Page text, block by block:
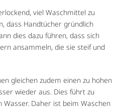
viel Waschmittel zu
dass Handtücher gründlich
dies dazu führen, dass sich
ansammeln, die sie steif und
gleichen zudem einen zu hohen
wieder aus. Dies führt zu
Daher ist beim Waschen